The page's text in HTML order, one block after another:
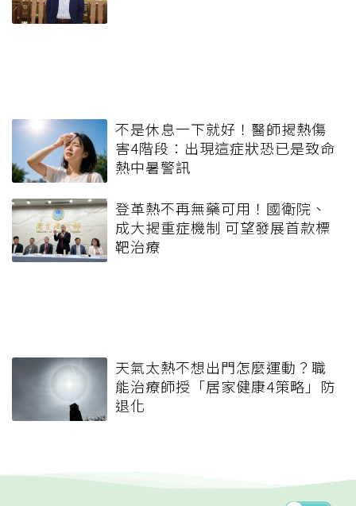
不是休息一下就好！醫師揭熱傷
害4階段：出現這症狀恐已是致命
熱中暑警訊
登革熱不再無藥可用！國衛院、
成大揭重症機制 可望發展首款標
靶治療
天氣太熱不想出門怎麼運動？職
能治療師授「居家健康4策略」防
退化